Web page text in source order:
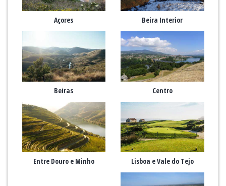
Açores Beira Interior
Beiras Centro
Entre Douro e Minho Lisboa e Vale do Tejo